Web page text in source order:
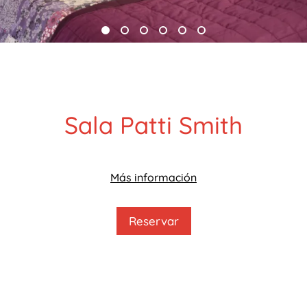
Sala Patti Smith
Más información
Reservar